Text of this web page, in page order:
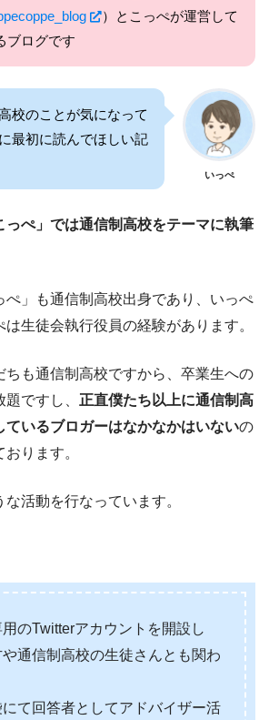
）とこっぺが運営して
ブログです
校のことが気になって
最初に読んでほしい記
いっぺ
っぺ」では通信制高校をテーマに執筆
ぺ」も通信制高校出身であり、いっぺ
生徒会執行役員の経験があります。
ちも通信制高校ですから、卒業生への
ですし、 正直僕たち以上に通信制高
ているブロガーはなかなかはいないの
ります。
活動を行なっています。
のTwitterアカウントを開設し
通信制高校の生徒さんとも関わ
て回答者としてアドバイザー活